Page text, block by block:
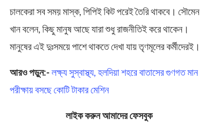
চালকেরা সব সময় মাস্ক, পিপিই কিট পরেই তৈরি থাকবে। সৌমেন
খান বলেন, কিছু মানুষ আছে যারা শুধু রাজনীতিই করে থাকেন।
মানুষের এই দুঃসময়ে পাশে থাকতে দেখা যায় তৃণমূলের কর্মীদেরই।
আরও পড়ুন:- লক্ষ্য সুস্বাস্থ্য, হলদিয়া শহরে বাতাসের গুণগত মান
পরীক্ষায় বসছে কোটি টাকার মেশিন
লাইক করুন আমাদের ফেসবুক